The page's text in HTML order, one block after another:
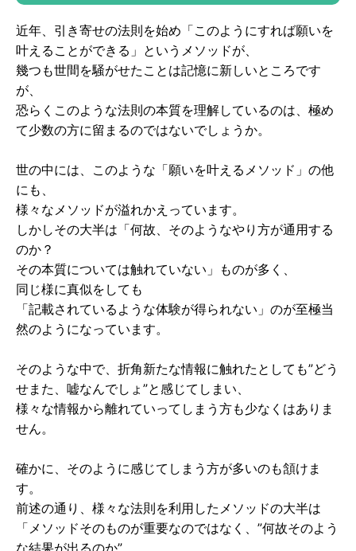
近年、引き寄せの法則を始め「このようにすれば願いを
叶えることができる」というメソッドが、
幾つも世間を騒がせたことは記憶に新しいところです
が、
恐らくこのような法則の本質を理解しているのは、極め
て少数の方に留まるのではないでしょうか。
世の中には、このような「願いを叶えるメソッド」の他
にも、
様々なメソッドが溢れかえっています。
しかしその大半は「何故、そのようなやり方が通用する
のか？
その本質については触れていない」ものが多く、
同じ様に真似をしても
「記載されているような体験が得られない」のが至極当
然のようになっています。
そのような中で、折角新たな情報に触れたとしても”どう
せまた、嘘なんでしょ”と感じてしまい、
様々な情報から離れていってしまう方も少なくはありま
せん。
確かに、そのように感じてしまう方が多いのも頷けま
す。
前述の通り、様々な法則を利用したメソッドの大半は
「メソッドそのものが重要なのではなく、”何故そのよう